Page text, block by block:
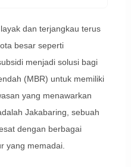
dan terjangkau terus
besar seperti
menjadi solusi bagi
(MBR) untuk memiliki
yang menawarkan
Jakabaring, sebuah
dengan berbagai
yang memadai.